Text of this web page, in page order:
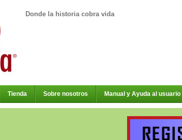
Donde la historia cobra vida
Tienda Sobre nosotros Manual y Ayuda al usuario